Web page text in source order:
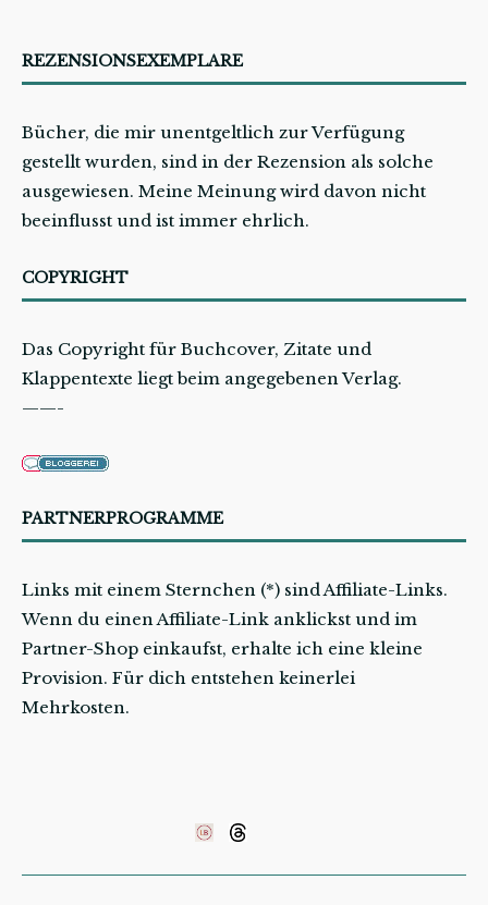
REZENSIONSEXEMPLARE
Bücher, die mir unentgeltlich zur Verfügung
gestellt wurden, sind in der Rezension als solche
ausgewiesen. Meine Meinung wird davon nicht
beeinflusst und ist immer ehrlich.
COPYRIGHT
Das Copyright für Buchcover, Zitate und
Klappentexte liegt beim angegebenen Verlag.
——-
PARTNERPROGRAMME
Links mit einem Sternchen (*) sind Affiliate-Links.
Wenn du einen Affiliate-Link anklickst und im
Partner-Shop einkaufst, erhalte ich eine kleine
Provision. Für dich entstehen keinerlei
Mehrkosten.